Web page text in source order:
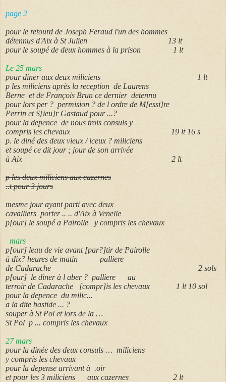
page 2
pour le retourd de Joseph Feraud l'un des hommes
détennus d'Aix à St Julien 13 lt
pour le soupé de deux hommes à la prison 1 lt
Le 25 mars
pour diner aux deux miliciens 1 lt
p les miliciens après la reception de Laurens
Berne et de François Brun ce dernier detennu
pour lors per ? permision ? de l ordre de M[essi]re
Perrin et S[ieu]r Gastaud pour ...?
pour la depence de nous trois consuls y
compris les chevaux 19 lt 16 s
p. le diné des deux vieux / iceux ? miliciens
et soupé ce dit jour ; jour de son arrivée
à Aix 2 lt
p les deux miliciens aux cazernes
..t pour 3 jours
mesme jour ayant parti avec deux
cavalliers porter .. .. d'Aix à Venelle
p[our] le soupé a Pairolle y compris les chevaux
mars
p[our] leau de vie avant [par?]tir de Pairolle
à dix? heures de matin palliere
de Cadarache 2 sols
p[our] le diner à l aber ? palliere au
terroir de Cadarache [compr]is les chevaux 1 lt 10 sol
pour la depence du milic...
a la dite bastide ... ?
souper à St Pol et lors de la …
St Pol p ... compris les chevaux
27 mars
pour la dinée des deux consuls … miliciens
y compris les chevaux
pour la depense arrivant à .oir
et pour les 3 miliciens aux cazernes 2 lt